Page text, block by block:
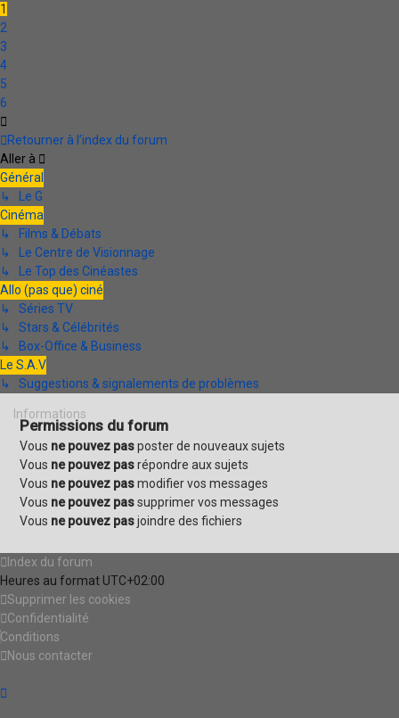
1
2
3
4
5
6
Retourner à l’index du forum
Aller à
Général
↳ Le G
Cinéma
↳ Films & Débats
↳ Le Centre de Visionnage
↳ Le Top des Cinéastes
Allo (pas que) ciné
↳ Séries TV
↳ Stars & Célébrités
↳ Box-Office & Business
Le S.A.V
↳ Suggestions & signalements de problèmes
Informations
Permissions du forum
Vous ne pouvez pasposter de nouveaux sujets
Vous ne pouvez pasrépondre aux sujets
Vous ne pouvez pasmodifier vos messages
Vous ne pouvez passupprimer vos messages
Vous ne pouvez pasjoindre des fichiers
Index du forum
Heures au format UTC+02:00
Supprimer les cookies
Confidentialité
Conditions
Nous contacter